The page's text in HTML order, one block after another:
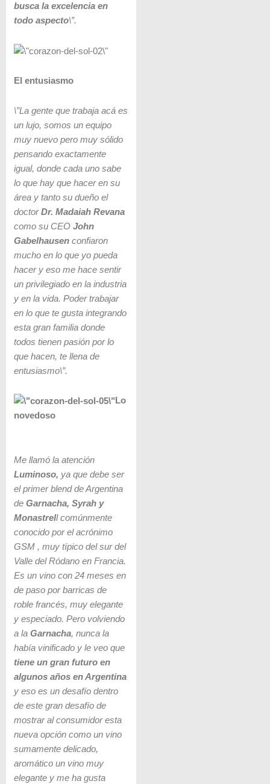
busca la excelencia en
todo aspecto\”.
El entusiasmo
\”La gente que trabaja acá es
un lujo, somos un equipo
muy nuevo pero muy sólido
pensando exactamente
igual, donde cada uno sabe
lo que hay que hacer en su
área y tanto su dueño el
doctorDr. Madaiah Revana
como su CEO John
Gabelhausen confiaron
mucho en lo que yo pueda
hacer y eso me hace sentir
un privilegiado en la industria
y en la vida. Poder trabajar
en lo que te gusta integrando
esta gran familia donde
todos tienen pasión por lo
que hacen, te llena de
entusiasmo\”.
Lo
novedoso
Me llamó la atención
Luminoso, ya que debe ser
el primer blend de Argentina
de Garnacha, Syrah y
Monastrell comúnmente
conocido por el acrónimo
GSM , muy típico del sur del
Valle del Ródano en Francia.
Es un vino con 24 meses en
de paso por barricas de
roble francés, muy elegante
y especiado. Pero volviendo
a la Garnacha, nunca la
había vinificado y le veo que
tiene un gran futuro en
algunos años en Argentina
y eso es un desafío dentro
de este gran desafío de
mostrar al consumidor esta
nueva opción como un vino
sumamente delicado,
aromático un vino muy
elegante y me ha gusta